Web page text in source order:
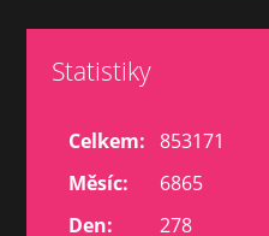
Statistiky
Celkem: 853171
Měsíc:
6865
Den:
278